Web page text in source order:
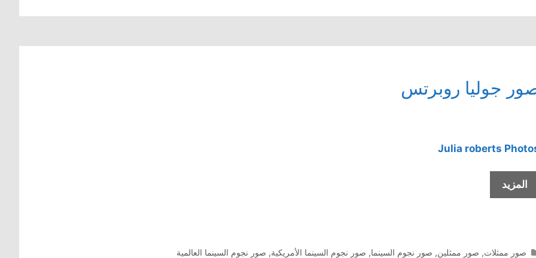
جوليا روبرتس
Julia roberts
المزيد
جوليا
التصنيفات
صور ممثلات, صور ممثلين, صور نجوم السينما, صور نجوم السينما الأمريكية, صور نجوم السينما العالمية